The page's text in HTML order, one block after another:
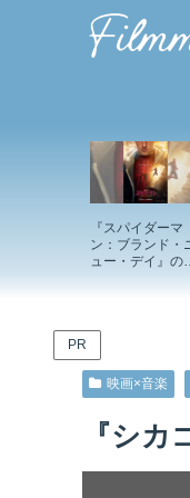
『スパイダーマ
ン：ブランド・
ュー・デイ』の挿
PR
映画×音楽
『シ